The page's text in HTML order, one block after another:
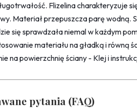
Flizelina charakteryzuje
Materiał przepuszcza parę wodną.
się sprawdzała niemal w każdym
materiału na gładką i równą
na powierzchnię ściany - Klej i
pytania (FAQ)